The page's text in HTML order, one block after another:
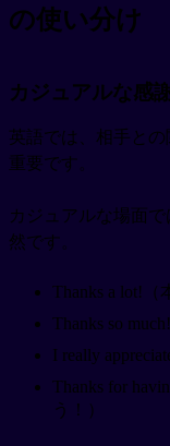
の使い分け
カジュアルな感
英語では、相手と
重要です。
カジュアルな場面
然です。
Thanks a lot!（
Thanks so
I really
Thanks for
う！）